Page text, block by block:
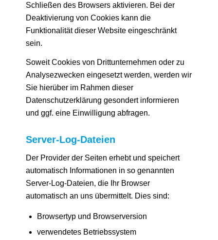
Schließen des Browsers aktivieren. Bei der
Deaktivierung von Cookies kann die
Funktionalität dieser Website eingeschränkt
sein.
Soweit Cookies von Drittunternehmen oder zu
Analysezwecken eingesetzt werden, werden wir
Sie hierüber im Rahmen dieser
Datenschutzerklärung gesondert informieren
und ggf. eine Einwilligung abfragen.
Server-Log-Dateien
Der Provider der Seiten erhebt und speichert
automatisch Informationen in so genannten
Server-Log-Dateien, die Ihr Browser
automatisch an uns übermittelt. Dies sind:
Browsertyp und Browserversion
verwendetes Betriebssystem